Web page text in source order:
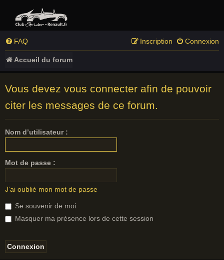
FAQ Connexion
Inscription
Accueil du forum
Vous devez vous connecter afin de pouvoir
citer les messages de ce forum.
Nom d’utilisateur :
Mot de passe :
J’ai oublié mon mot de passe
Se souvenir de moi
Masquer ma présence lors de cette session